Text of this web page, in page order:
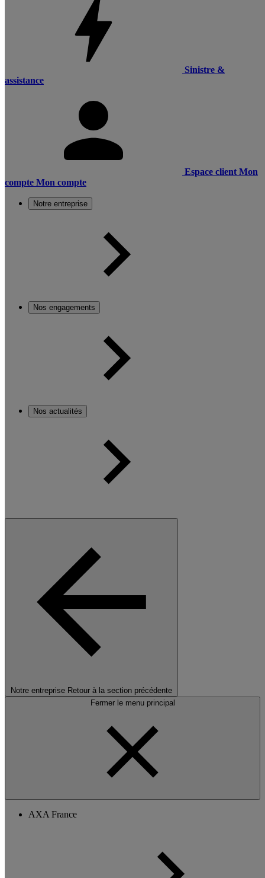
Sinistre &
assistance
Espace client Mon
compte Mon compte
Notre entreprise
Nos engagements
Nos actualités
Notre entreprise Retour à la section précédente
Fermer le menu principal
AXA France